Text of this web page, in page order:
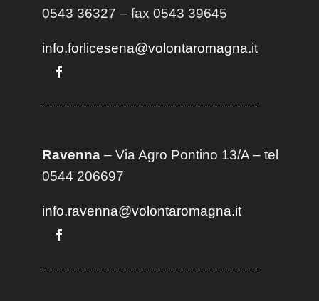
0543 36327 – fax 0543 39645
info.forlicesena@volontaromagna.it
Ravenna– Via Agro Pontino 13/A– tel
0544 206697
info.ravenna@volontaromagna.it